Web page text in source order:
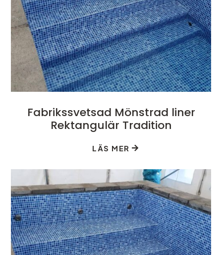
Fabrikssvetsad Mönstrad liner
Rektangulär Tradition
LÄS MER